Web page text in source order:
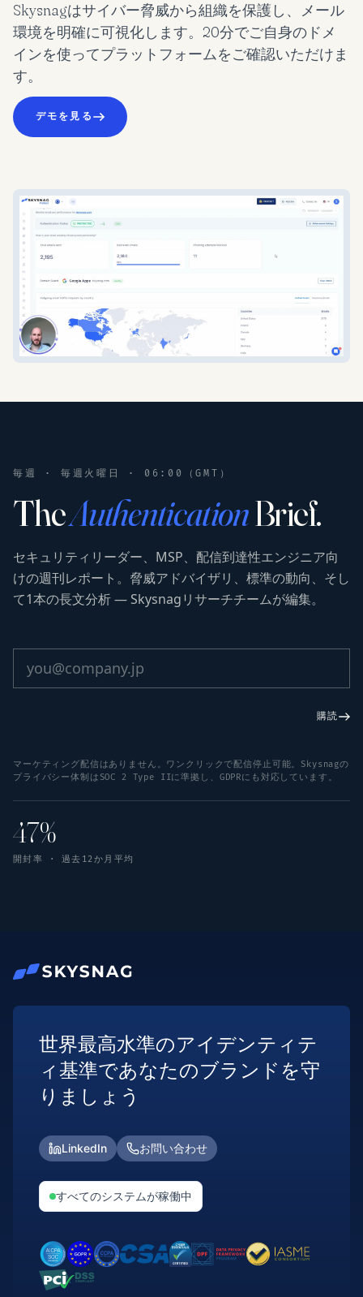
Skysnagはサイバー脅威から組織を保護し、メール
環境を明確に可視化します。20分でご自身のドメ
インを使ってプラットフォームをご確認いただけま
す。
デモを見る
毎週 · 毎週火曜日 · 06:00（GMT）
TheAuthenticationBrief.
セキュリティリーダー、MSP、配信到達性エンジニア向
けの週刊レポート。脅威アドバイザリ、標準の動向、そし
て1本の長文分析 — Skysnagリサーチチームが編集。
購読
マーケティング配信はありません。ワンクリックで配信停止可能。Skysnagの
プライバシー体制はSOC 2 Type IIに準拠し、GDPRにも対応しています。
47%
開封率 · 過去12か月平均
世界最高水準のアイデンティテ
ィ基準であなたのブランドを守
りましょう
LinkedIn お問い合わせ
すべてのシステムが稼働中